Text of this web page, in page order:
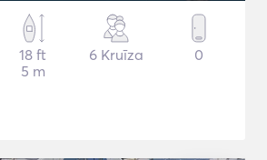
18 ft
5 m
6 Kruīza 0